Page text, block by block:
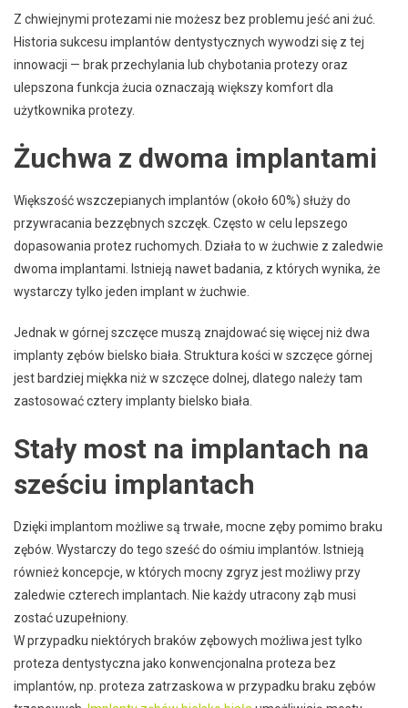
Z chwiejnymi protezami nie możesz bez problemu jeść ani żuć.
Historia sukcesu implantów dentystycznych wywodzi się z tej
innowacji — brak przechylania lub chybotania protezy oraz
ulepszona funkcja żucia oznaczają większy komfort dla
użytkownika protezy.
Żuchwa z dwoma implantami
Większość wszczepianych implantów (około 60%) służy do
przywracania bezzębnych szczęk. Często w celu lepszego
dopasowania protez ruchomych. Działa to w żuchwie z zaledwie
dwoma implantami. Istnieją nawet badania, z których wynika, że ​​
wystarczy tylko jeden implant w żuchwie.
Jednak w górnej szczęce muszą znajdować się więcej niż dwa
implanty zębów bielsko biała. Struktura kości w szczęce górnej
jest bardziej miękka niż w szczęce dolnej, dlatego należy tam
zastosować cztery implanty bielsko biała.
Stały most na implantach na
sześciu implantach
Dzięki implantom możliwe są trwałe, mocne zęby pomimo braku
zębów. Wystarczy do tego sześć do ośmiu implantów. Istnieją
również koncepcje, w których mocny zgryz jest możliwy przy
zaledwie czterech implantach. Nie każdy utracony ząb musi
zostać uzupełniony.
W przypadku niektórych braków zębowych możliwa jest tylko
proteza dentystyczna jako konwencjonalna proteza bez
implantów, np. proteza zatrzaskowa w przypadku braku zębów